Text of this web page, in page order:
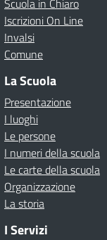
Scuola in Chiaro
Iscrizioni On Line
Invalsi
Comune
La Scuola
Presentazione
I luoghi
Le persone
I numeri della scuola
Le carte della scuola
Organizzazione
La storia
I Servizi